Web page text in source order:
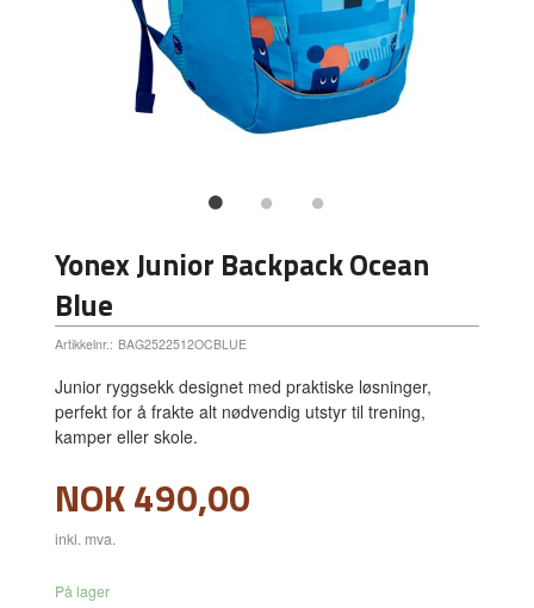
Yonex Junior Backpack Ocean
Blue
Artikkelnr.: BAG2522512OCBLUE
Junior ryggsekk designet med praktiske løsninger,
perfekt for å frakte alt nødvendig utstyr til trening,
kamper eller skole.
Pris
NOK490,00
inkl. mva.
På lager